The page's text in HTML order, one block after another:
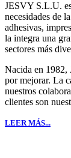
JESVY S.L.U.
necesidades de
adhesivas,
la integra una
sectores más
Nacida en 1982,
por mejorar. La
nuestros
clientes son
LEER MÁS...